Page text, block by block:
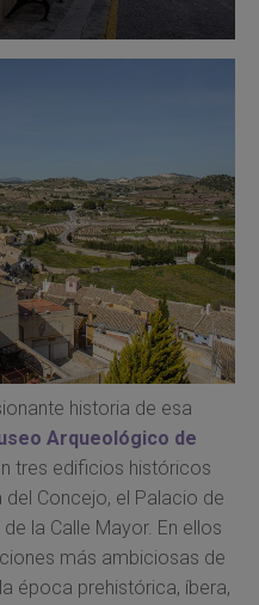
historia de esa
Arqueológico de
tres edificios históricos
del Concejo, el Palacio de
la Calle Mayor. En ellos
más ambiciosas de
época prehistórica, íbera,